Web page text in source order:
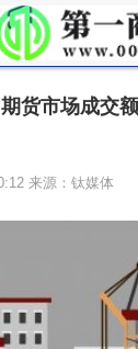
货市场成交
来源：钛媒体